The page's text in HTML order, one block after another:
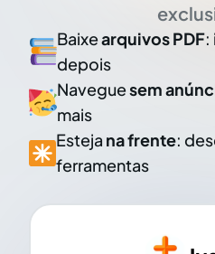
Baixearquivos PDF:
depois
Naveguesem
mais
Esteja na frente:
ferramentas